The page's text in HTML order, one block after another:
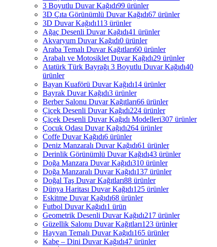
3 Boyutlu Duvar Kağıdı99 ürünler
3D Çıta Görünümlü Duvar Kağıdı67 ürünler
3D Duvar Kağıdı113 ürünler
Ağaç Desenli Duvar Kağıdı41 ürünler
Akvaryum Duvar Kağıdı0 ürünler
Araba Temalı Duvar Kağıtları60 ürünler
Arabalı ve Motosiklet Duvar Kağıdı29 ürünler
Atatürk Türk Bayrağı 3 Boyutlu Duvar Kağıdı40
ürünler
Bayan Kuaförü Duvar Kağıdı14 ürünler
Bayrak Duvar Kağıdı3 ürünler
Berber Salonu Duvar Kağıtları66 ürünler
Çiçek Desenli Duvar Kağıdı224 ürünler
Çiçek Desenli Duvar Kağıdı Modelleri307 ürünler
Çocuk Odası Duvar Kağıdı264 ürünler
Coffe Duvar Kağıdı6 ürünler
Deniz Manzaralı Duvar Kağıdı61 ürünler
Derinlik Görünümlü Duvar Kağıdı43 ürünler
Doğa Manzara Duvar Kağıdı310 ürünler
Doğa Manzaralı Duvar Kağıdı137 ürünler
Doğal Taş Duvar Kağıtları88 ürünler
Dünya Haritası Duvar Kağıdı125 ürünler
Eskitme Duvar Kağıdı68 ürünler
Futbol Duvar Kağıdı1 ürün
Geometrik Desenli Duvar Kağıdı217 ürünler
Güzellik Salonu Duvar Kağıtları123 ürünler
Hayvan Temalı Duvar Kağıdı165 ürünler
Kabe – Dini Duvar Kağıdı47 ürünler